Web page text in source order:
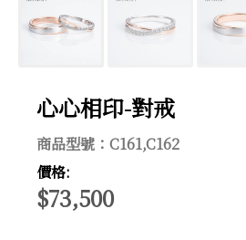
心心相印-對戒
商品型號：C161,C162
價格:
$73,500